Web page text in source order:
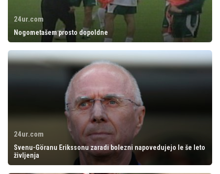
24ur.com
Nogometašem prosto dopoldne
24ur.com
Svenu-Göranu Erikssonu zaradi bolezni napovedujejo le še leto
življenja